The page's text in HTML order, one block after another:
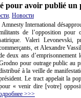
pour avoir publié un
Новости
Amnesty International
de l’opposition pour
Valeri Levonevski,
et Alexandre
deux ans
pour outrage public au
à la veille de
Le tract appelait la
« venir dire [votre]
>>>